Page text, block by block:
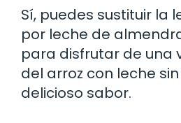
Sí, puedes sustituir la
por leche de
para disfrutar de una
del arroz con leche
delicioso sabor.